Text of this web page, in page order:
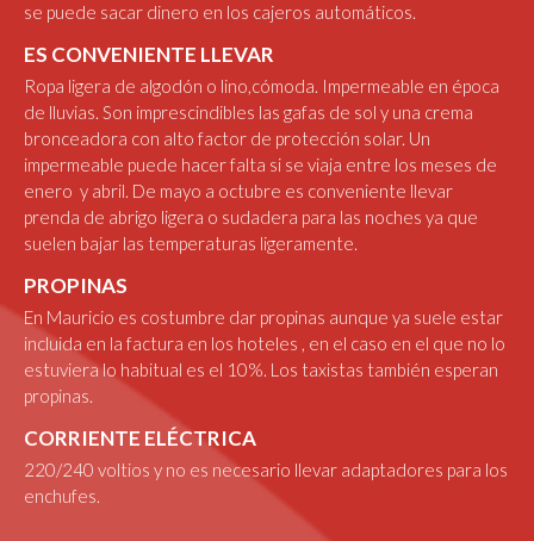
se puede sacar dinero en los cajeros automáticos.
ES CONVENIENTE LLEVAR
Ropa ligera de algodón o lino,cómoda. Impermeable en época
de lluvias. Son imprescindibles las gafas de sol y una crema
bronceadora con alto factor de protección solar. Un
impermeable puede hacer falta si se viaja entre los meses de
enero y abril. De mayo a octubre es conveniente llevar
prenda de abrigo ligera o sudadera para las noches ya que
suelen bajar las temperaturas ligeramente.
PROPINAS
En Mauricio es costumbre dar propinas aunque ya suele estar
incluida en la factura en los hoteles , en el caso en el que no lo
estuviera lo habitual es el 10%. Los taxistas también esperan
propinas.
CORRIENTE ELÉCTRICA
220/240 voltios y no es necesario llevar adaptadores para los
enchufes.